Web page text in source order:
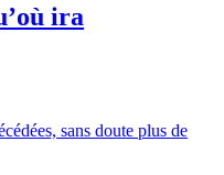
ira
sans doute plus de